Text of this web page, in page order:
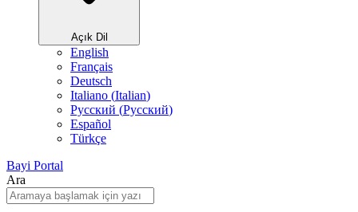
Açık Dil
English
Français
Deutsch
Italiano (Italian)
Русский (Pусский)
Español
Türkçe
Bayi Portal
Ara